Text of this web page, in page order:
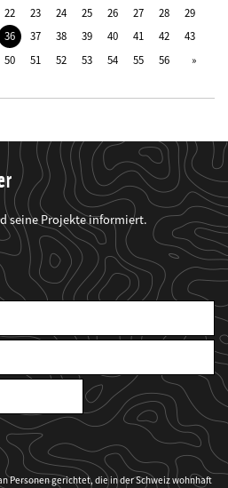
22 23 24 25 26 27 28
29
36 37 38 39 40 41 42
43
50 51 52 53 54 55 56
seine Projekte informiert.
Personen gerichtet, die in der Schweiz wohnhaft